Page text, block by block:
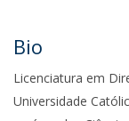
Bio
Licenciatura em
Universidade